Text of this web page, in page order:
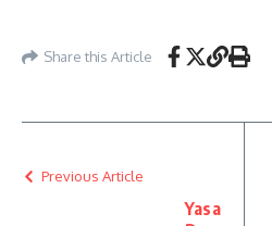
Share this Article
Previous Article
Yasa